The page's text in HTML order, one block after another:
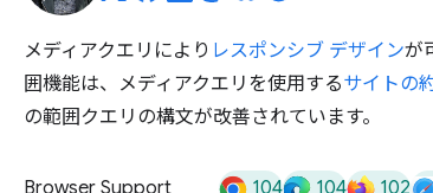
メディアクエリにより レスポンシブ デザインが
囲機能は、メディアクエリを使用するサイトの
の範囲クエリの構文が改善されています。
Browser Support 104 104 102